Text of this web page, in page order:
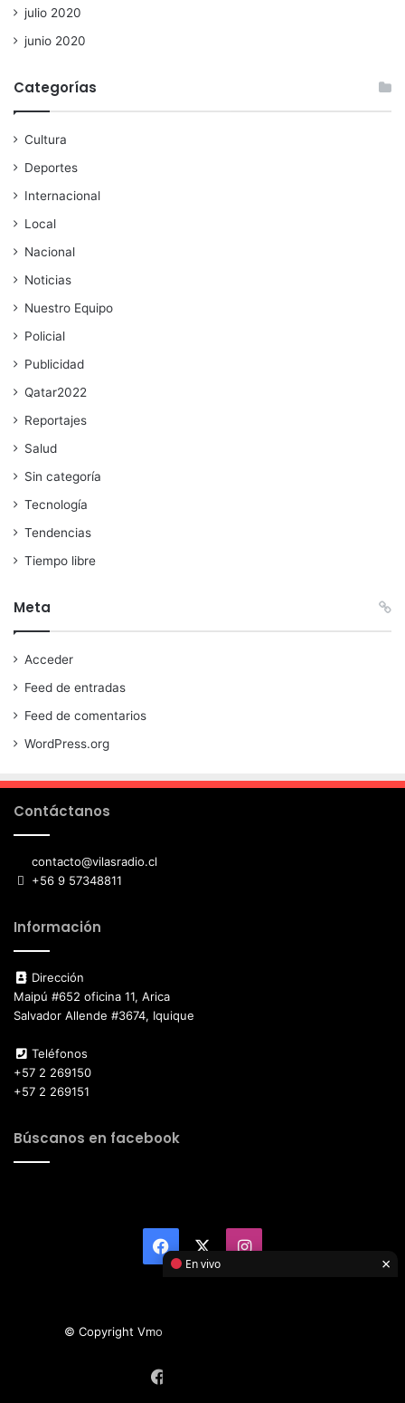
julio 2020
junio 2020
Categorías
Cultura
Deportes
Internacional
Local
Nacional
Noticias
Nuestro Equipo
Policial
Publicidad
Qatar2022
Reportajes
Salud
Sin categoría
Tecnología
Tendencias
Tiempo libre
Meta
Acceder
Feed de entradas
Feed de comentarios
WordPress.org
Contáctanos
contacto@vilasradio.cl
+56 9 57348811
Información
Dirección
Maipú #652 oficina 11, Arica
Salvador Allende #3674, Iquique
Teléfonos
+57 2 269150
+57 2 269151
Búscanos en facebook
Facebook Instagram
© Copyright Vmotor TI 2026, All Rights Reserved
En vivo ×